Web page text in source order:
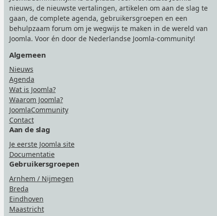
nieuws, de nieuwste vertalingen, artikelen om aan de slag te
gaan, de complete agenda, gebruikersgroepen en een
behulpzaam forum om je wegwijs te maken in de wereld van
Joomla. Voor én door de Nederlandse Joomla-community!
Algemeen
Nieuws
Agenda
Wat is Joomla?
Waarom Joomla?
JoomlaCommunity
Contact
Aan de slag
Je eerste Joomla site
Documentatie
Gebruikersgroepen
Arnhem / Nijmegen
Breda
Eindhoven
Maastricht